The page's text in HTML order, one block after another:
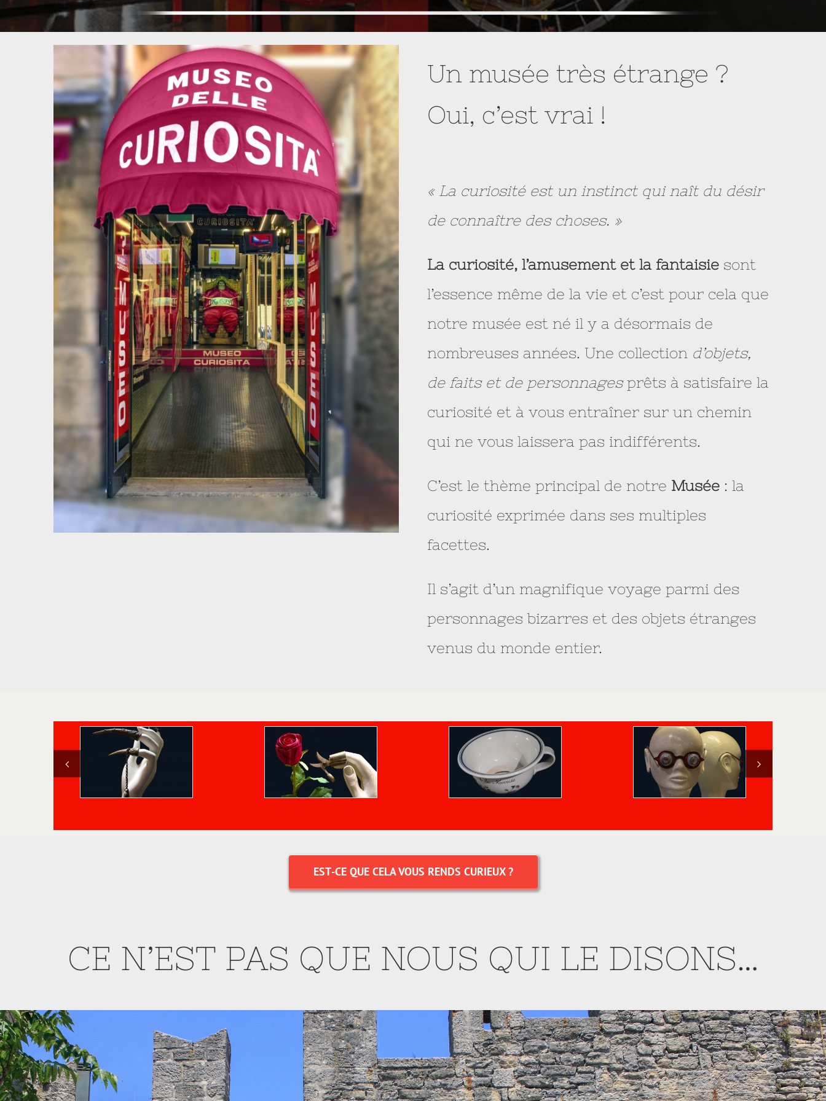
Un musée très étrange ?
Oui, c’est vrai !
« La curiosité est un instinct qui naît du désir
de connaître des choses. »
La curiosité, l’amusement et la fantaisie sont
l’essence même de la vie et c’est pour cela que
notre musée est né il y a désormais de
nombreuses années. Une collection d’objets,
de faits et de personnagesprêts à satisfaire la
curiosité et à vous entraîner sur un chemin
qui ne vous laissera pas indifférents.
C’est le thème principal de notre Musée : la
curiosité exprimée dans ses multiples
facettes.
Il s’agit d’un magnifique voyage parmi des
personnages bizarres et des objets étranges
venus du monde entier.
EST-CE QUE CELA VOUS RENDS CURIEUX ?
CE N’EST PAS QUE NOUS QUI LE DISONS…